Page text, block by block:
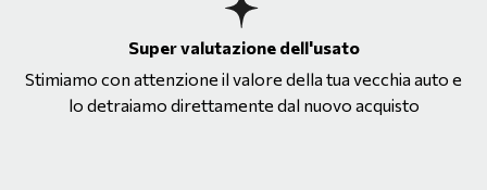
Super valutazione dell'usato
Stimiamo con attenzione il valore della tua vecchia auto e
lo detraiamo direttamente dal nuovo acquisto